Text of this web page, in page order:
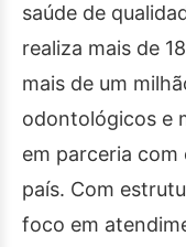
saúde de
realiza mais de
mais de um
odontológicos e
em parceria
país. Com
foco em